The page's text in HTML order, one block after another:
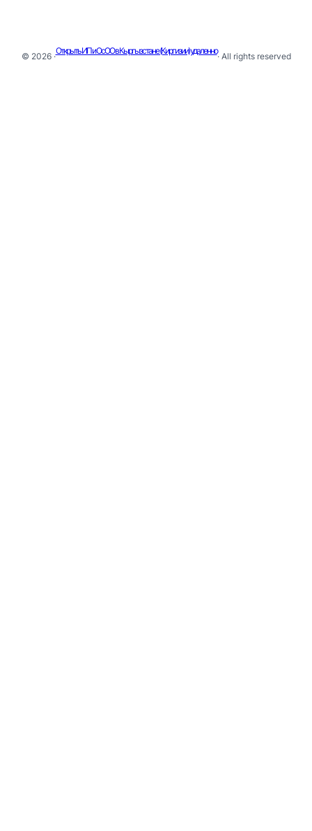
© 2026 ·
Открыть ИП и ОсОО в Кыргызстане (Киргизии) удаленно
· All rights reserved